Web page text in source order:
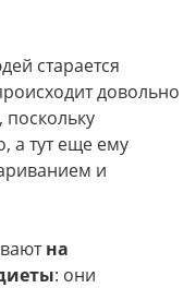
старается
довольно
поскольку
а тут еще ему
и
на
: они